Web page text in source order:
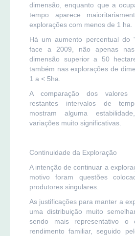
dimensão, enquanto que a
tempo aparece
explorações com menos de 1 ha.
Há um aumento percentual do
face a 2009, não apenas
dimensão superior a 50
também nas explorações de
1 a < 5ha.
A comparação dos valores
restantes intervalos de
mostram alguma
variações muito significativas.
Continuidade da Exploração
A intenção de continuar a
motivo foram questões
produtores singulares.
As justificações para manter a
uma distribuição muito
sendo mais representativo o
rendimento familiar, seguido